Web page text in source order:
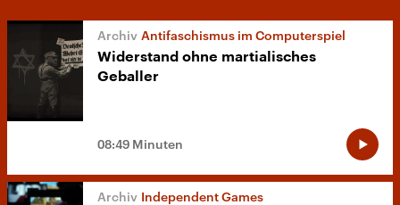
Antifaschismus im Computerspiel
Widerstand ohne martialisches
Geballer
08:49 Minuten
Independent Games